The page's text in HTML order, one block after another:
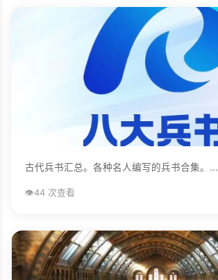
古代兵书汇总。各种名人编写的兵书合集。...
👁️44 次查看